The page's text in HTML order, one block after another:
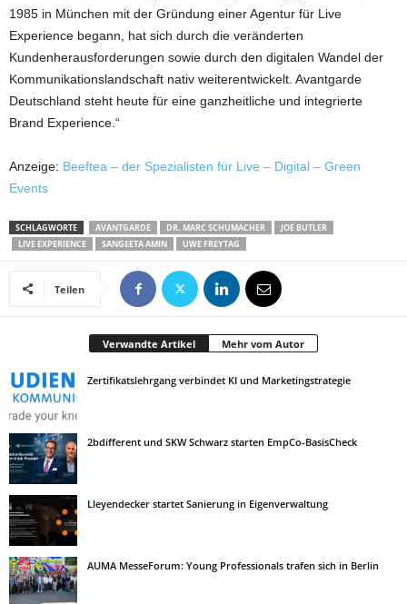
1985 in München mit der Gründung einer Agentur für Live
Experience begann, hat sich durch die veränderten
Kundenherausforderungen sowie durch den digitalen Wandel der
Kommunikationslandschaft nativ weiterentwickelt. Avantgarde
Deutschland steht heute für eine ganzheitliche und integrierte
Brand Experience.“
Anzeige: Beeftea – der Spezialisten für Live – Digital – Green
Events
SCHLAGWORTE AVANTGARDE DR. MARC SCHUMACHER
JOE BUTLER
LIVE EXPERIENCE
SANGEETA AMIN UWE FREYTAG
Teilen
Verwandte Artikel Mehr vom Autor
Zertifikatslehrgang verbindet KI und Marketingstrategie
2bdifferent und SKW Schwarz starten EmpCo-BasisCheck
Lleyendecker startet Sanierung in Eigenverwaltung
AUMA MesseForum: Young Professionals trafen sich in Berlin